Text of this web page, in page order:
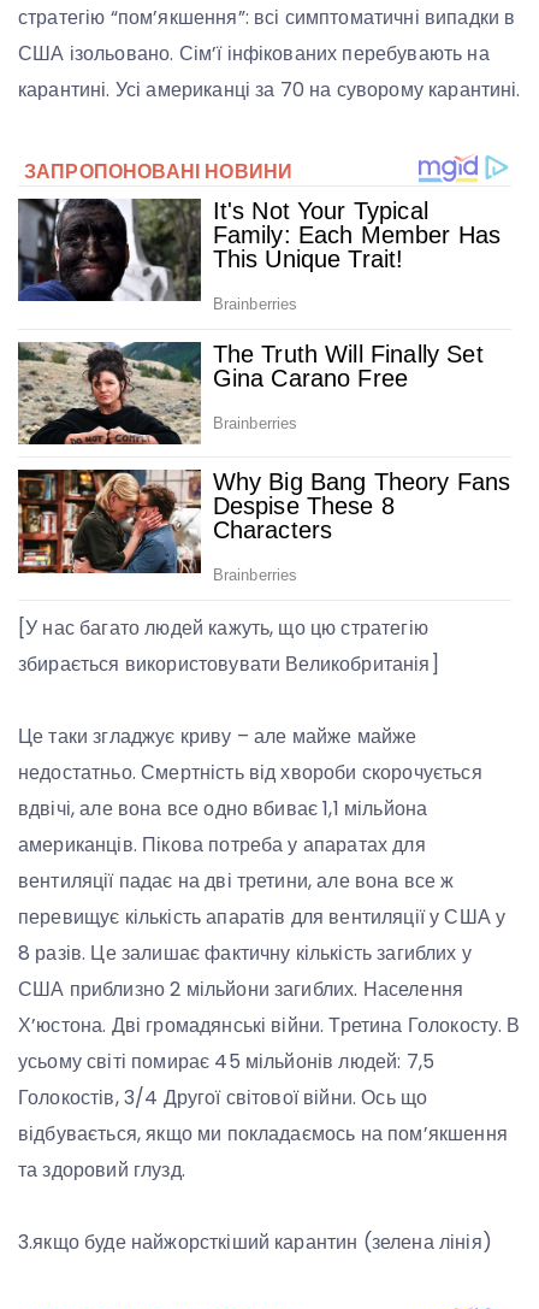
стратегію “пом’якшення”: всі симптоматичні випадки в
США ізольовано. Сім’ї інфікованих перебувають на
карантині. Усі американці за 70 на суворому карантині.
[У нас багато людей кажуть, що цю стратегію
збирається використовувати Великобританія]
Це таки згладжує криву – але майже майже
недостатньо. Смертність від хвороби скорочується
вдвічі, але вона все одно вбиває 1,1 мільйона
американців. Пікова потреба у апаратах для
вентиляції падає на дві третини, але вона все ж
перевищує кількість апаратів для вентиляції у США у
8 разів. Це залишає фактичну кількість загиблих у
США приблизно 2 мільйони загиблих. Населення
Х’юстона. Дві громадянські війни. Третина Голокосту. В
усьому світі помирає 45 мільйонів людей: 7,5
Голокостів, 3/4 Другої світової війни. Ось що
відбувається, якщо ми покладаємось на пом’якшення
та здоровий глузд.
3.якщо буде найжорсткіший карантин (зелена лінія)